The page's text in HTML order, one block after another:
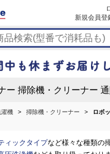
新規会員登
ー 掃除機・クリーナー
濯機 掃除機・クリーナー
ロボ
ィックタイプなど様々な種類の